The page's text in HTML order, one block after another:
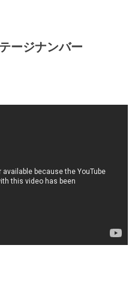
ージナンバー